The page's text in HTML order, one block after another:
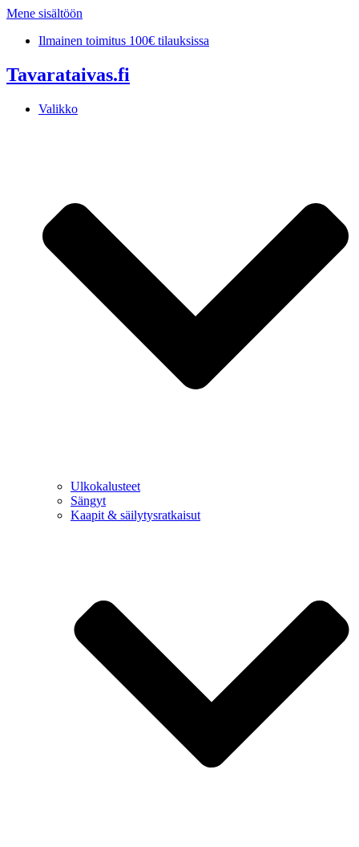
Mene sisältöön
Ilmainen toimitus 100€ tilauksissa
Tavarataivas.fi
Valikko
Ulkokalusteet
Sängyt
Kaapit & säilytysratkaisut